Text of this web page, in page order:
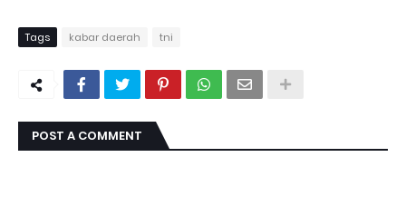
Tags kabar daerah tni
POST A COMMENT